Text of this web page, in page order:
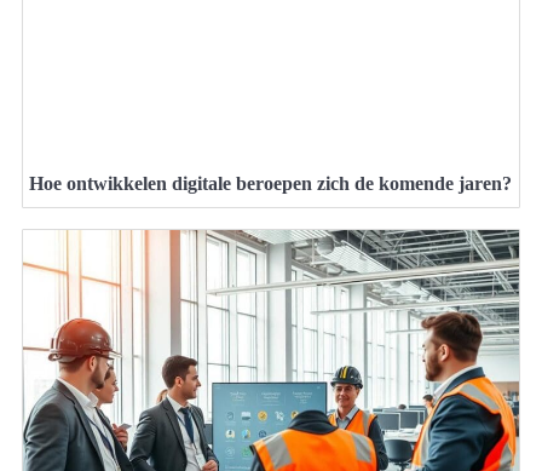
Hoe ontwikkelen digitale beroepen zich de komende jaren?